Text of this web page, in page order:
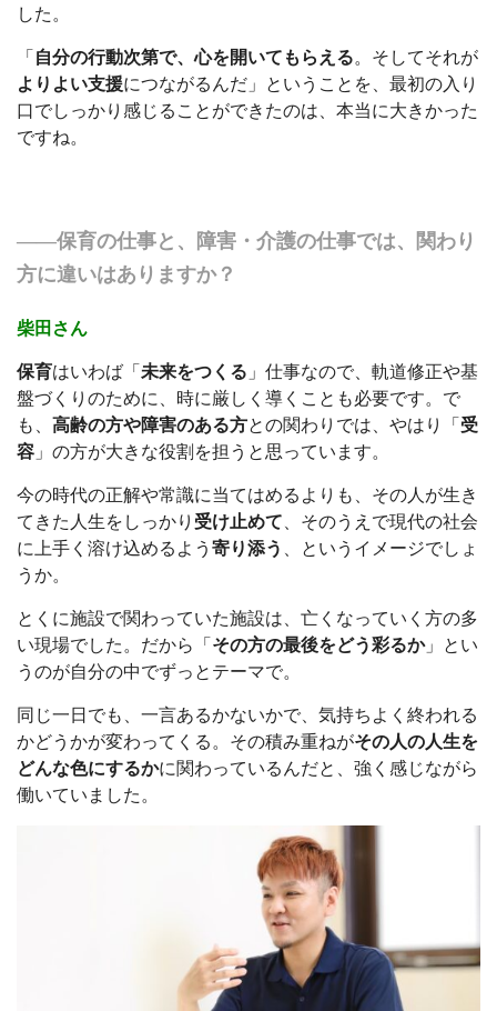
した。
「自分の行動次第で、心を開いてもらえる。そしてそれが
よりよい支援につながるんだ」ということを、最初の入り
口でしっかり感じることができたのは、本当に大きかった
ですね。
――保育の仕事と、障害・介護の仕事では、関わり
方に違いはありますか？
柴田さん
保育はいわば「未来をつくる 」仕事なので、軌道修正や基
盤づくりのために、時に厳しく導くことも必要です。で
も、 高齢の方や障害のある方との関わりでは、やはり「受
容 」の方が大きな役割を担うと思っています。
今の時代の正解や常識に当てはめるよりも、その人が生き
てきた人生をしっかり 受け止めて 、そのうえで現代の社会
に上手く溶け込めるよう 寄り添う
、というイメージでしょ
うか。
とくに施設で関わっていた施設は、亡くなっていく方の多
い現場でした。だから「その方の最後をどう彩るか」とい
うのが自分の中でずっとテーマで。
同じ一日でも、一言あるかないかで、気持ちよく終われる
かどうかが変わってくる。その積み重ねがその人の人生を
どんな色にするかに関わっているんだと、強く感じながら
働いていました。